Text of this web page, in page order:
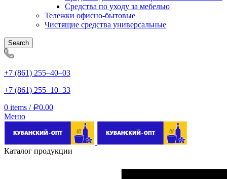
Средства по уходу за мебелью
Тележки офисно-бытовые
Чистящие средства универсальные
Search
+7 (861) 255‒40‒03
+7 (861) 255‒10‒33
0 items / Р0.00
Меню
Каталог продукции